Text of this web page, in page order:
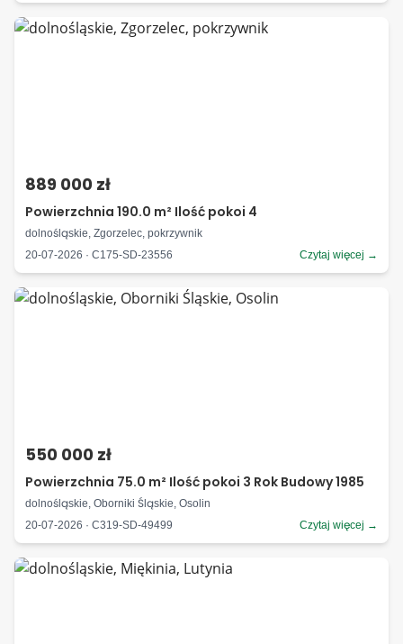
889 000 zł
Powierzchnia 190.0 m² Ilość pokoi 4
dolnośląskie, Zgorzelec, pokrzywnik
20-07-2026 · C175-SD-23556
Czytaj więcej →
550 000 zł
Powierzchnia 75.0 m² Ilość pokoi 3 Rok Budowy 1985
dolnośląskie, Oborniki Śląskie, Osolin
20-07-2026 · C319-SD-49499
Czytaj więcej →